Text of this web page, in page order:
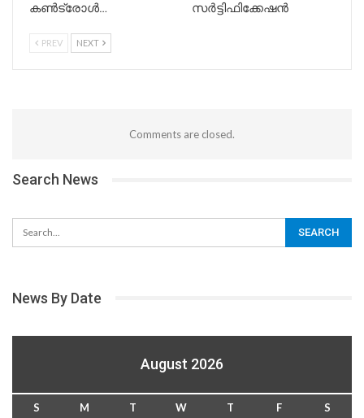
കൺട്രോൾ…
സർട്ടിഫിക്കേഷൻ
PREV NEXT
Comments are closed.
Search News
News By Date
August 2026
S M T W T F
S